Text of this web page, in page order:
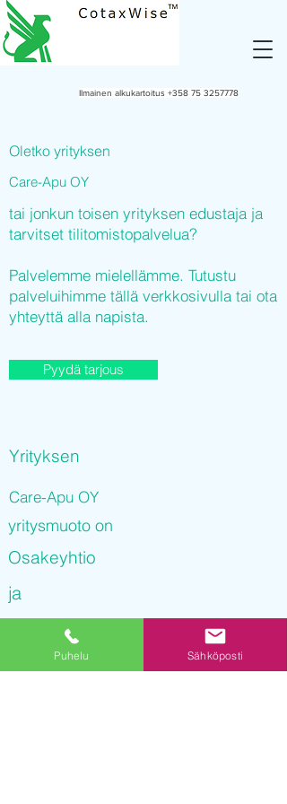
Ilmainen alkukartoitus +358 75 3257778
Oletko yrityksen
Care-Apu OY
tai jonkun toisen yrityksen edustaja ja
tarvitset tilitomistopalvelua?
Palvelemme mielellämme. Tutustu
palveluihimme tällä verkkosivulla tai ota
yhteyttä alla napista.
Pyydä tarjous
Yrityksen
Care-Apu OY
yritysmuoto on
Osakeyhtio
ja
Care-Apu OY
on rekisteröity kaupparekisteriin
Puhelu Sähköposti